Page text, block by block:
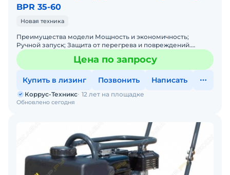
BPR 35-60
Новая техника
Преимущества модели Мощность и экономичность;
Ручной запуск; Защита от перегрева и повреждений.
Технические характеристики Двигатель: Hatz 1B20
(дизельный,
Цена по запросу
Купить в лизинг Позвонить Написать
Обновлено сегодня
Коррус-Техникс 12 лет на площадке